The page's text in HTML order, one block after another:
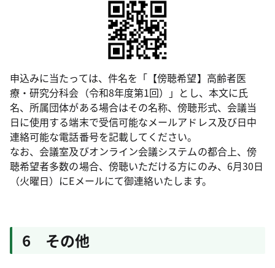
申込みに当たっては、件名を「【傍聴希望】高齢者医
療・研究分科会（令和8年度第1回）」とし、本文に氏
名、所属団体がある場合はその名称、傍聴形式、会議当
日に使用する端末で受信可能なメールアドレス及び日中
連絡可能な電話番号を記載してください。
なお、会議室及びオンライン会議システムの都合上、傍
聴希望者多数の場合、傍聴いただける方にのみ、6月30日
（火曜日）にEメールにて御連絡いたします。
6 その他